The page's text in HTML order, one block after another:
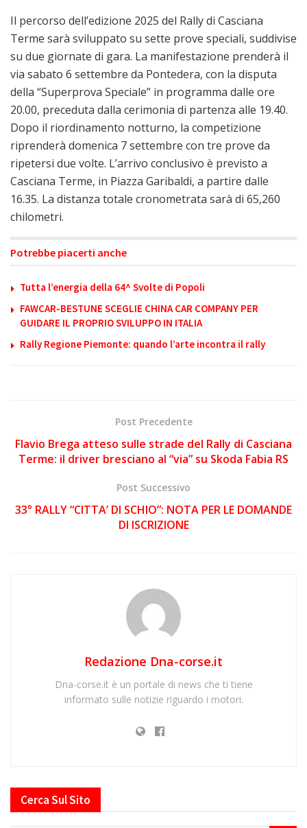
Il percorso dell’edizione 2025 del Rally di Casciana
Terme sarà sviluppato su sette prove speciali, suddivise
su due giornate di gara. La manifestazione prenderà il
via sabato 6 settembre da Pontedera, con la disputa
della “Superprova Speciale” in programma dalle ore
20.00, preceduta dalla cerimonia di partenza alle 19.40.
Dopo il riordinamento notturno, la competizione
riprenderà domenica 7 settembre con tre prove da
ripetersi due volte. L’arrivo conclusivo è previsto a
Casciana Terme, in Piazza Garibaldi, a partire dalle
16.35. La distanza totale cronometrata sarà di 65,260
chilometri.
Potrebbe piacerti anche
Tutta l’energia della 64^ Svolte di Popoli
FAWCAR-BESTUNE SCEGLIE CHINA CAR COMPANY PER
GUIDARE IL PROPRIO SVILUPPO IN ITALIA
Rally Regione Piemonte: quando l’arte incontra il rally
Post Precedente
Flavio Brega atteso sulle strade del Rally di Casciana
Terme: il driver bresciano al “via” su Skoda Fabia RS
Post Successivo
33° RALLY “CITTA’ DI SCHIO”: NOTA PER LE DOMANDE
DI ISCRIZIONE
Redazione Dna-corse.it
Dna-corse.it è un portale di news che ti tiene
informato sulle notizie riguardo i motori.
Cerca Sul Sito